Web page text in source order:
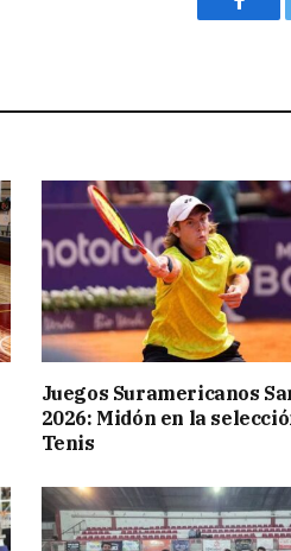
Juegos Suramericanos
2026: Midón en la
Tenis